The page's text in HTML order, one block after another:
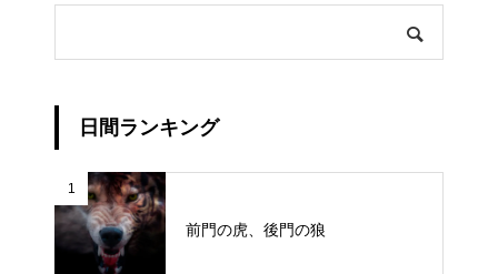
日間ランキング
1
前門の虎、後門の狼